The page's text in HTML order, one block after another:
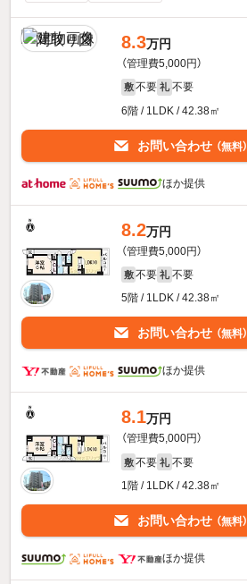
8.3万円
（管理費5,000円）
敷 不要 礼 不要
6階 / 1LDK / 42.38㎡
お問い合わせ （無料）
ほか提供
8.2万円
（管理費5,000円）
敷 不要 礼 不要
5階 / 1LDK / 42.38㎡
お問い合わせ （無料）
ほか提供
8.1万円
（管理費5,000円）
敷 不要 礼 不要
1階 / 1LDK / 42.38㎡
お問い合わせ （無料）
ほか提供